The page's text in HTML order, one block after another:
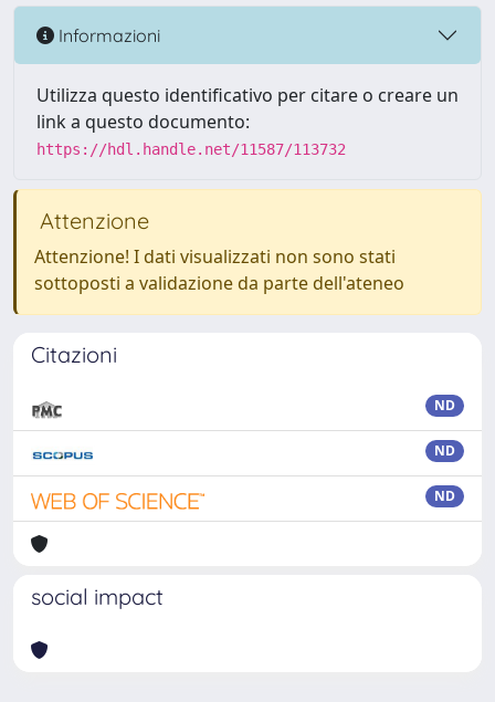
Informazioni
Utilizza questo identificativo per citare o creare un
link a questo documento:
https://hdl.handle.net/11587/113732
Attenzione
Attenzione! I dati visualizzati non sono stati
sottoposti a validazione da parte dell'ateneo
Citazioni
ND
ND
ND
social impact